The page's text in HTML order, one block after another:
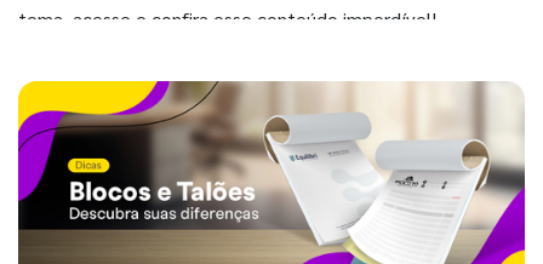
tema, acesse e confira esse conteúdo imperdível!